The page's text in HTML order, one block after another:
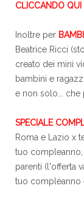
CLICCANDO QUI
Inoltre per
Beatrice Ricci
creato dei mini
bambini e
e non solo... che
SPECIALE
Roma e Lazio x
tuo
parenti (l'offerta
tuo compleanno